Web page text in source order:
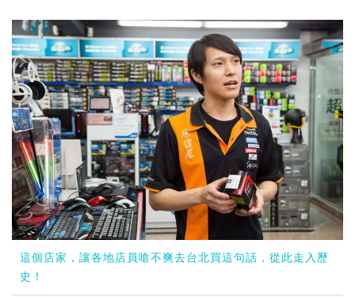
這個店家，讓各地店員嗆不爽去台北買這句話，從此走入歷
史！